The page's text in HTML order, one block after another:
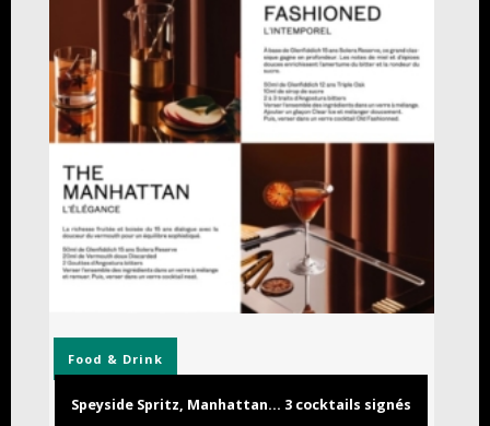
Food & Drink
Speyside Spritz, Manhattan… 3 cocktails signés